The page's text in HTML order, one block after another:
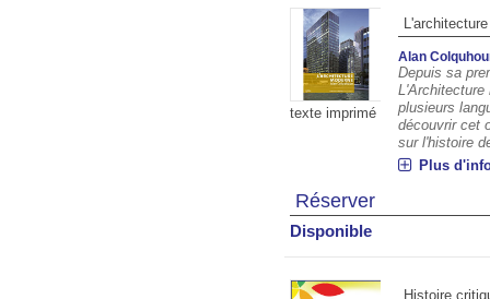
texte imprimé
Alan
Depuis sa
L'Architecture
plusieurs
découvrir cet
sur l'histoire
Plus
Réserver
Disponible
Histoire